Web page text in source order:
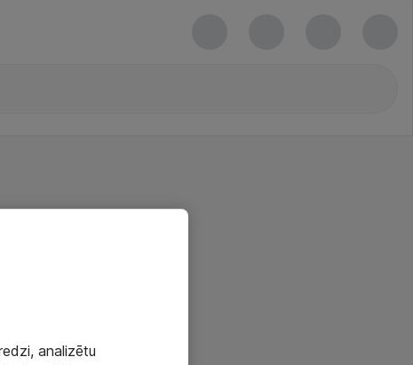
analizētu